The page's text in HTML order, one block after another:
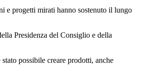
e progetti mirati hanno sostenuto il lungo
Presidenza del Consiglio e della
possibile creare prodotti, anche